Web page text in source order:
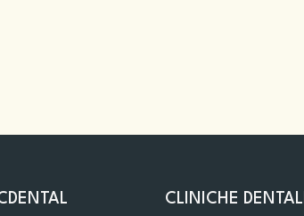
CLINICHE DENTALI